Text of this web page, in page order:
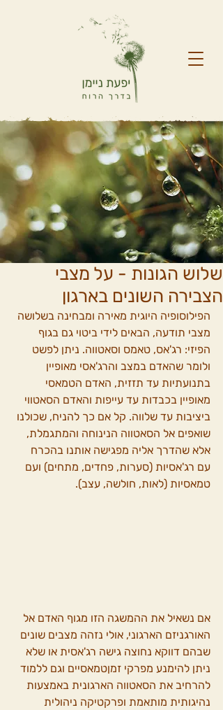
שלוש הגונות - על מצבי
הצבירה השונים בארגון
הפילוסופיה היוגית מאירה ומבחינה בשלושה
מצבי תודעה, הבאים לידי ביטוי גם בגוף
הפיזי: רג'אס, טאמס וסאטווה. ניתן לפשט
ולומר שהאדם במצב והרג'אסי מאופיין
בתנועתיות עד תזזית, האדם הטמאסי
מאופיין בכבדות עד עייפות והאדם הסאטווי
ביציבות עד שלווה. קל אם כך להניח, שכולנו
שואפים אל הסאטווה הנינוחה והמתגמלת,
אלא שהדרך אליה מפגישה אותנו בהכרח
עם רג'אסיות (סערות, פחדים, מתחים) ועם
טמאסיות (לאות, חולשה, עצב).
אם נשאיל את ההמשגה הזו מגוף האדם אל
האורגניזם הארגוני, אולי נזהה מצבים שונים
שבהם דווקא נחוצה גישה רג'אסית או שלא
ניתן להימנע מפרקי זמןטמאסיים וגם ללמוד
להרחיב את הסאטווה הארגונית באמצעות
נהיגותית מותאמת ופרקטיקה ניהולית